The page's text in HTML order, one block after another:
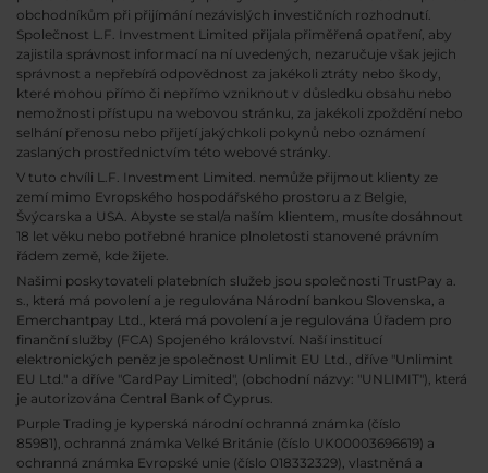
obchodníkům při přijímání nezávislých investičních rozhodnutí.
Společnost L.F. Investment Limited přijala přiměřená opatření, aby
zajistila správnost informací na ní uvedených, nezaručuje však jejich
správnost a nepřebírá odpovědnost za jakékoli ztráty nebo škody,
které mohou přímo či nepřímo vzniknout v důsledku obsahu nebo
nemožnosti přístupu na webovou stránku, za jakékoli zpoždění nebo
selhání přenosu nebo přijetí jakýchkoli pokynů nebo oznámení
zaslaných prostřednictvím této webové stránky.
V tuto chvíli L.F. Investment Limited. nemůže přijmout klienty ze
zemí mimo Evropského hospodářského prostoru a z Belgie,
Švýcarska a USA. Abyste se stal/a naším klientem, musíte dosáhnout
18 let věku nebo potřebné hranice plnoletosti stanovené právním
řádem země, kde žijete.
Našimi poskytovateli platebních služeb jsou společnosti TrustPay a.
s., která má povolení a je regulována Národní bankou Slovenska, a
Emerchantpay Ltd., která má povolení a je regulována Úřadem pro
finanční služby (FCA) Spojeného království. Naší institucí
elektronických peněz je společnost Unlimit EU Ltd., dříve "Unlimint
EU Ltd." a dříve "CardPay Limited", (obchodní názvy: "UNLIMIT"), která
je autorizována Central Bank of Cyprus.
Purple Trading je kyperská národní ochranná známka (číslo
85981), ochranná známka Velké Británie (číslo UK00003696619) a
ochranná známka Evropské unie (číslo 018332329), vlastněná a